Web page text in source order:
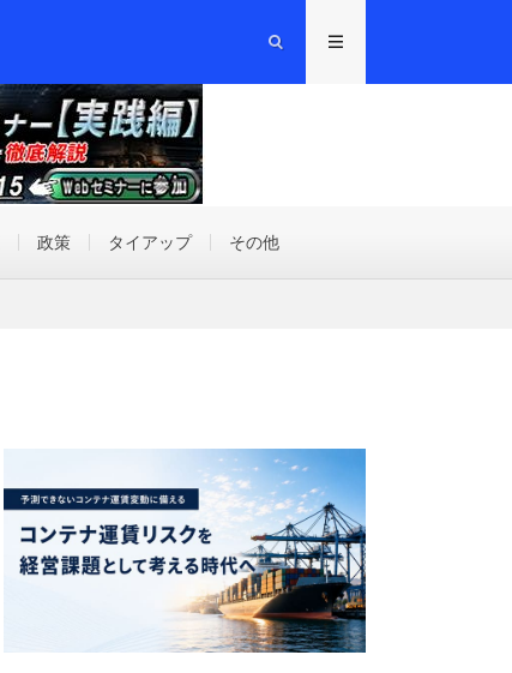
政策 タイアップ その他